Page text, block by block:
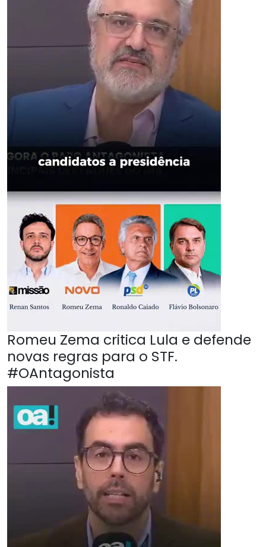
Romeu Zema critica Lula e defende
novas regras para o STF.
#OAntagonista